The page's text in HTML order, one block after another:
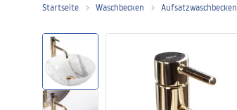
Duschtüren
Startseite Waschbecken Aufsatzwaschbecken